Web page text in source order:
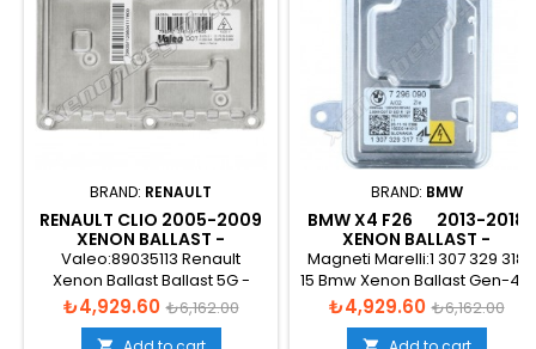
BRAND: RENAULT
RENAULT CLIO 2005-2009
XENON BALLAST -
7701207586
Valeo:89035113 Renault
Xenon Ballast Ballast 5G -
088794
Price
₺4,929.60 Regular
price
₺6,162.00
BRAND: BMW
BMW X4 F26 2013-2018
XENON BALLAST -
63117317408
Magneti Marelli:1 307 329 318
15 Bmw Xenon Ballast Gen-4 -
LRE318
Price
₺4,929.60 Regular
price
₺6,162.00